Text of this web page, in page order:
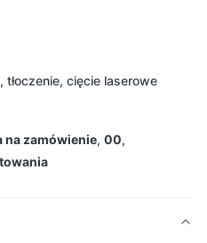
cięcie laserowe
na zamówienie, 00,